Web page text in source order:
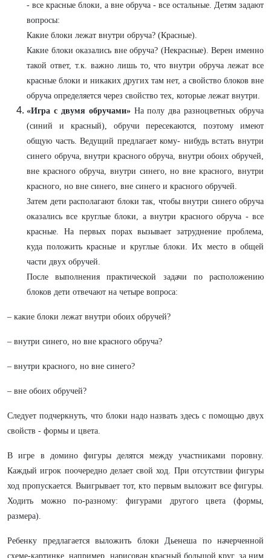
- все красные блоки, а вне обруча - все остальные. Детям задают
вопросы:
Какие блоки лежат внутри обруча? (Красные).
Какие блоки оказались вне обруча? (Некрасные). Верен именно
такой ответ, т.к. важно лишь то, что внутри обруча лежат все
красные блоки и никаких других там нет, а свойство блоков вне
обруча определяется через свойство тех, которые лежат внутри.
«Игра с двумя обручами»На полу два разноцветных обруча
(синий и красный), обручи пересекаются, поэтому имеют
общую часть. Ведущий предлагает кому- нибудь встать внутри
синего обруча, внутри красного обруча, внутри обоих обручей,
вне красного обруча, внутри синего, но вне красного, внутри
красного, но вне синего, вне синего и красного обручей.
Затем дети располагают блоки так, чтобы внутри синего обруча
оказались все круглые блоки, а внутри красного обруча - все
красные. На первых порах вызывает затруднение проблема,
куда положить красные и круглые блоки. Их место в общей
части двух обручей.
После выполнения практической задачи по расположению
блоков дети отвечают на четыре вопроса:
– какие блоки лежат внутри обоих обручей?
– внутри синего, но вне красного обруча?
– внутри красного, но вне синего?
– вне обоих обручей?
Следует подчеркнуть, что блоки надо назвать здесь с помощью двух
свойств - формы и цвета.
В игре в домино фигуры делятся между участниками поровну.
Каждый игрок поочередно делает свой ход. При отсутствии фигуры
ход пропускается. Выигрывает тот, кто первым выложит все фигуры.
Ходить можно по-разному: фигурами другого цвета (формы,
размера).
Ребенку предлагается выложить блоки Дьенеша по начерченной
схеме-картинке, например, нарисован красный большой круг, за ним